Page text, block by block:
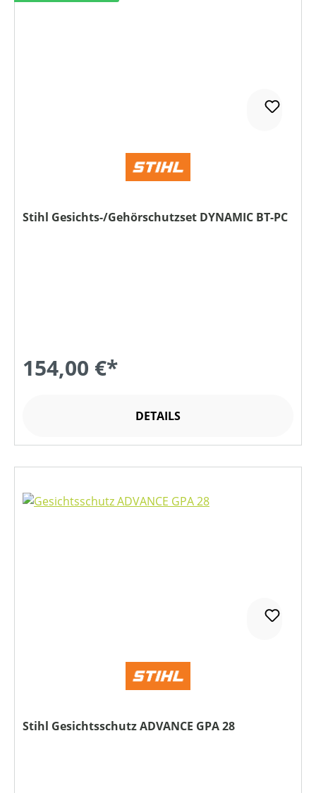
Stihl Gesichts-/Gehörschutzset DYNAMIC BT-PC
154,00 €*
DETAILS
Stihl Gesichtsschutz ADVANCE GPA 28